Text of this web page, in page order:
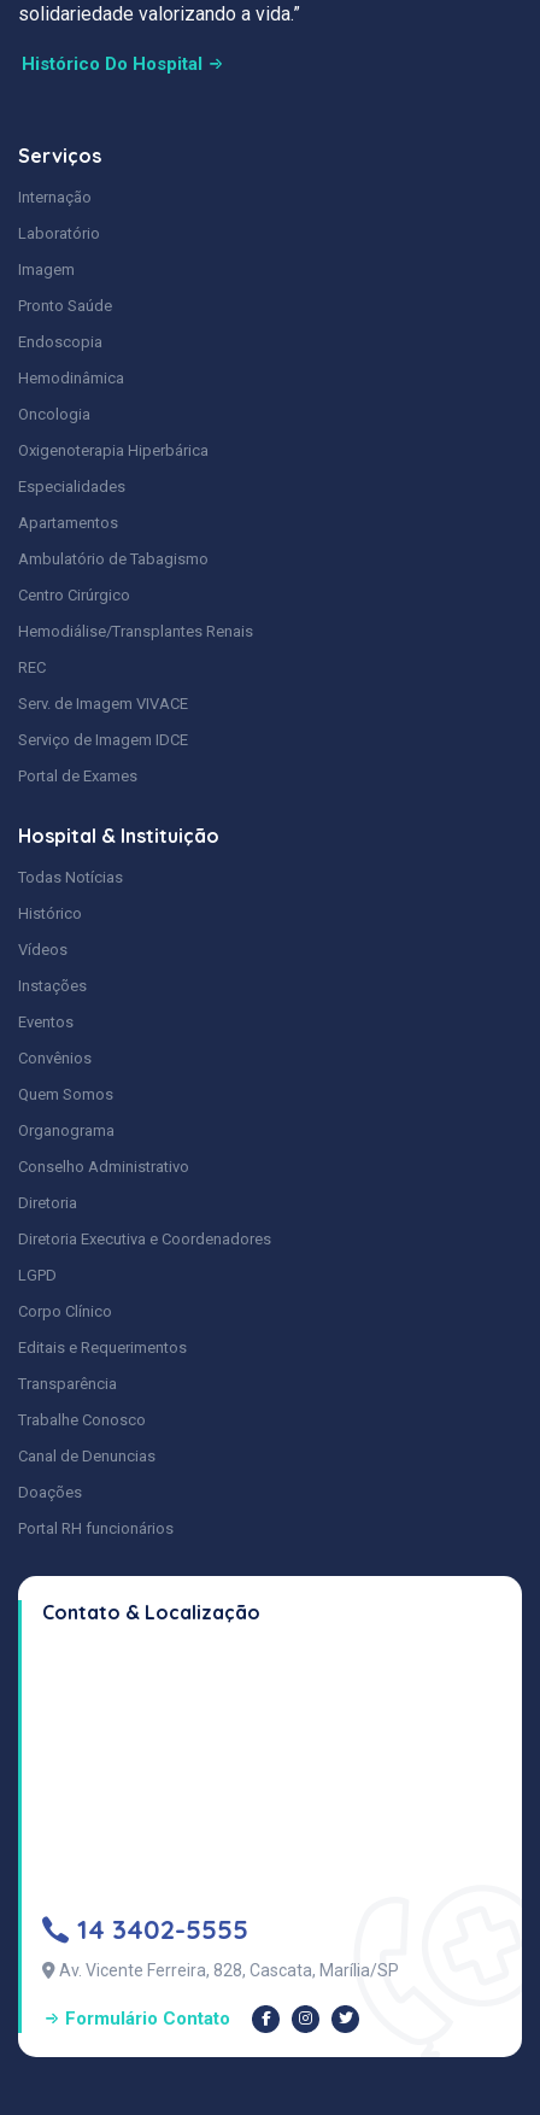
solidariedade valorizando a vida.”
Histórico Do Hospital
Serviços
Internação
Laboratório
Imagem
Pronto Saúde
Endoscopia
Hemodinâmica
Oncologia
Oxigenoterapia Hiperbárica
Especialidades
Apartamentos
Ambulatório de Tabagismo
Centro Cirúrgico
Hemodiálise/Transplantes Renais
REC
Serv. de Imagem VIVACE
Serviço de Imagem IDCE
Portal de Exames
Hospital & Instituição
Todas Notícias
Histórico
Vídeos
Instações
Eventos
Convênios
Quem Somos
Organograma
Conselho Administrativo
Diretoria
Diretoria Executiva e Coordenadores
LGPD
Corpo Clínico
Editais e Requerimentos
Transparência
Trabalhe Conosco
Canal de Denuncias
Doações
Portal RH funcionários
Contato & Localização
14 3402-5555
Av. Vicente Ferreira, 828, Cascata, Marília/SP
Formulário Contato